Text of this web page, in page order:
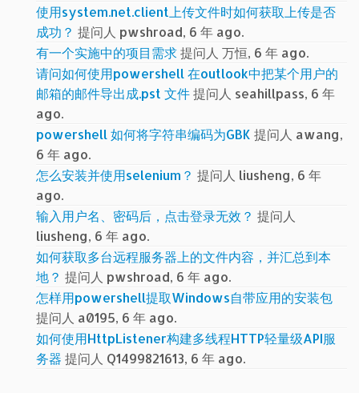
使用system.net.client上传文件时如何获取上传是否
成功？ 提问人 pwshroad, 6 年 ago.
有一个实施中的项目需求提问人 万恒, 6 年 ago.
请问如何使用powershell 在outlook中把某个用户的
邮箱的邮件导出成.pst 文件提问人 seahillpass, 6 年
ago.
powershell 如何将字符串编码为GBK 提问人 awang,
6 年 ago.
怎么安装并使用selenium？ 提问人 liusheng, 6 年
ago.
输入用户名、密码后，点击登录无效？ 提问人
liusheng, 6 年 ago.
如何获取多台远程服务器上的文件内容，并汇总到本
地？ 提问人 pwshroad, 6 年 ago.
怎样用powershell提取Windows自带应用的安装包
提问人 a0195, 6 年 ago.
如何使用HttpListener构建多线程HTTP轻量级API服
务器 提问人 Q1499821613, 6 年 ago.